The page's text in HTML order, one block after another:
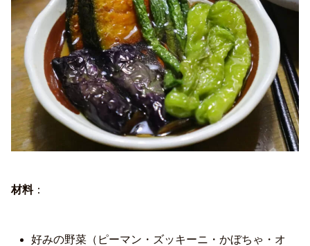
材料：
好みの野菜（ピーマン・ズッキーニ・かぼちゃ・オ